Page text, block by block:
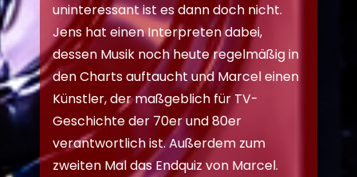
uninteressant ist es dann doch nicht.
Jens hat einen Interpreten dabei,
dessen Musik noch heute regelmäßig in
den Charts auftaucht und Marcel einen
Künstler, der maßgeblich für TV-
Geschichte der 70er und 80er
verantwortlich ist. Außerdem zum
zweiten Mal das Endquiz von Marcel.